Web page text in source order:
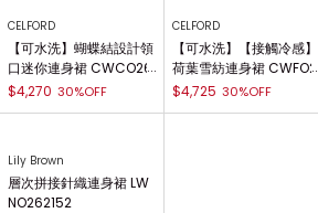
CELFORD
【可水洗】蝴蝶結設計領
口迷你連身裙 CWCO26
2060
$4,270 30%OFF
CELFORD
【可水洗】【接觸冷感】
荷葉雪紡連身裙 CWFO2
62053
$4,725 30%OFF
Lily Brown
層次拼接針織連身裙 LW
NO262152